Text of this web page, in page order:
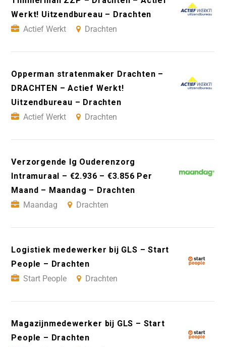
Werkt! Uitzendbureau – Drachten
Actief Werkt
Drachten
Opperman stratenmaker Drachten –
DRACHTEN – Actief Werkt!
Uitzendbureau – Drachten
Actief Werkt
Drachten
Verzorgende Ig Ouderenzorg
Intramuraal – €2.936 – €3.856 Per
Maand – Maandag – Drachten
Maandag
Drachten
Logistiek medewerker bij GLS – Start
People – Drachten
Start People
Drachten
Magazijnmedewerker bij GLS – Start
People – Drachten